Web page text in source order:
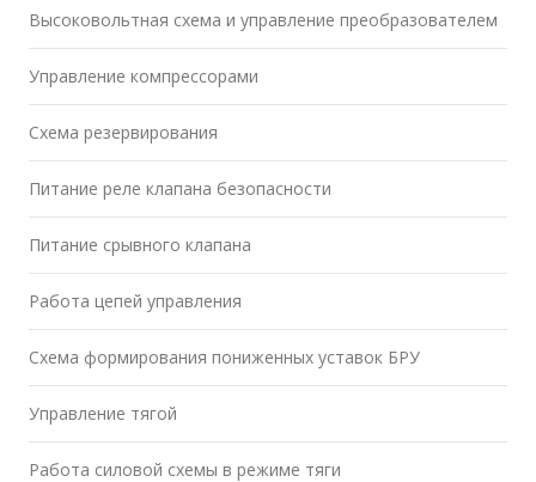
Высоковольтная схема и управление преобразователем
Управление компрессорами
Схема резервирования
Питание реле клапана безопасности
Питание срывного клапана
Работа цепей управления
Схема формирования пониженных уставок БРУ
Управление тягой
Работа силовой схемы в режиме тяги